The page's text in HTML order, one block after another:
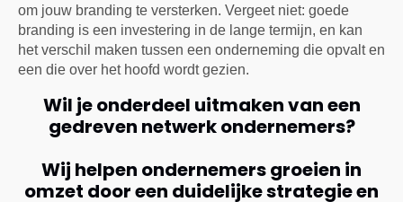
om jouw branding te versterken. Vergeet niet: goede
branding is een investering in de lange termijn, en kan
het verschil maken tussen een onderneming die opvalt en
een die over het hoofd wordt gezien.
Wil je onderdeel uitmaken van een
gedreven netwerk ondernemers?
Wij helpen ondernemers groeien in
omzet door een duidelijke strategie en